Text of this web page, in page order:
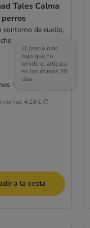
Tales Calma
contorno de cuello,
normal4,19 €
El precio más
bajo que ha
tenido el artículo
en los útimos 30
días.
a la cesta